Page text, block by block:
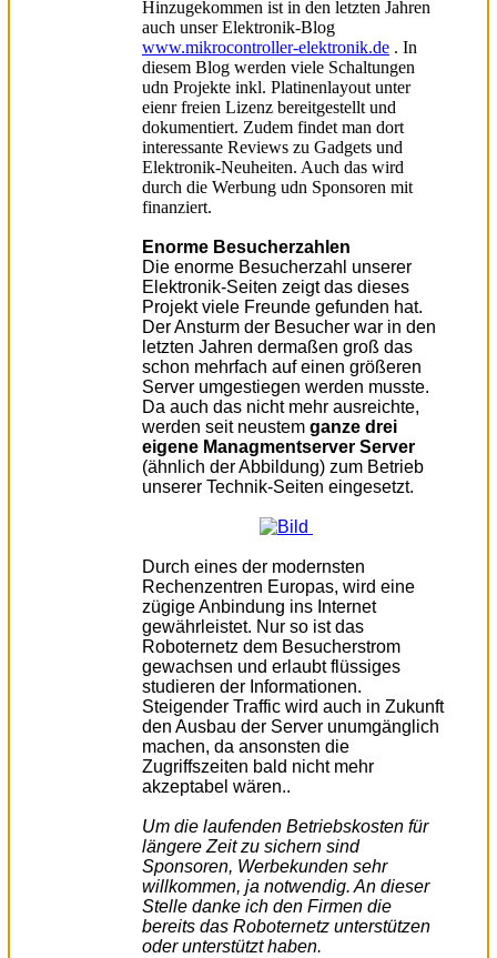
Hinzugekommen ist in den letzten Jahren
auch unser Elektronik-Blog
www.mikrocontroller-elektronik.de . In
diesem Blog werden viele Schaltungen
udn Projekte inkl. Platinenlayout unter
eienr freien Lizenz bereitgestellt und
dokumentiert. Zudem findet man dort
interessante Reviews zu Gadgets und
Elektronik-Neuheiten. Auch das wird
durch die Werbung udn Sponsoren mit
finanziert.
Enorme Besucherzahlen
Die enorme Besucherzahl unserer
Elektronik-Seiten zeigt das dieses
Projekt viele Freunde gefunden hat.
Der Ansturm der Besucher war in den
letzten Jahren dermaßen groß das
schon mehrfach auf einen größeren
Server umgestiegen werden musste.
Da auch das nicht mehr ausreichte,
werden seit neustem ganze drei
eigene Managmentserver Server
(ähnlich der Abbildung) zum Betrieb
unserer Technik-Seiten eingesetzt.
Durch eines der modernsten
Rechenzentren Europas, wird eine
zügige Anbindung ins Internet
gewährleistet. Nur so ist das
Roboternetz dem Besucherstrom
gewachsen und erlaubt flüssiges
studieren der Informationen.
Steigender Traffic wird auch in Zukunft
den Ausbau der Server unumgänglich
machen, da ansonsten die
Zugriffszeiten bald nicht mehr
akzeptabel wären..
Um die laufenden Betriebskosten für
längere Zeit zu sichern sind
Sponsoren, Werbekunden sehr
willkommen, ja notwendig. An dieser
Stelle danke ich den Firmen die
bereits das Roboternetz unterstützen
oder unterstützt haben.